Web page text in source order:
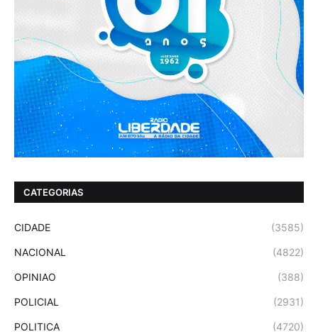
CATEGORIAS
CIDADE (3585)
NACIONAL (4822)
OPINIAO (388)
POLICIAL (2931)
POLITICA (4720)